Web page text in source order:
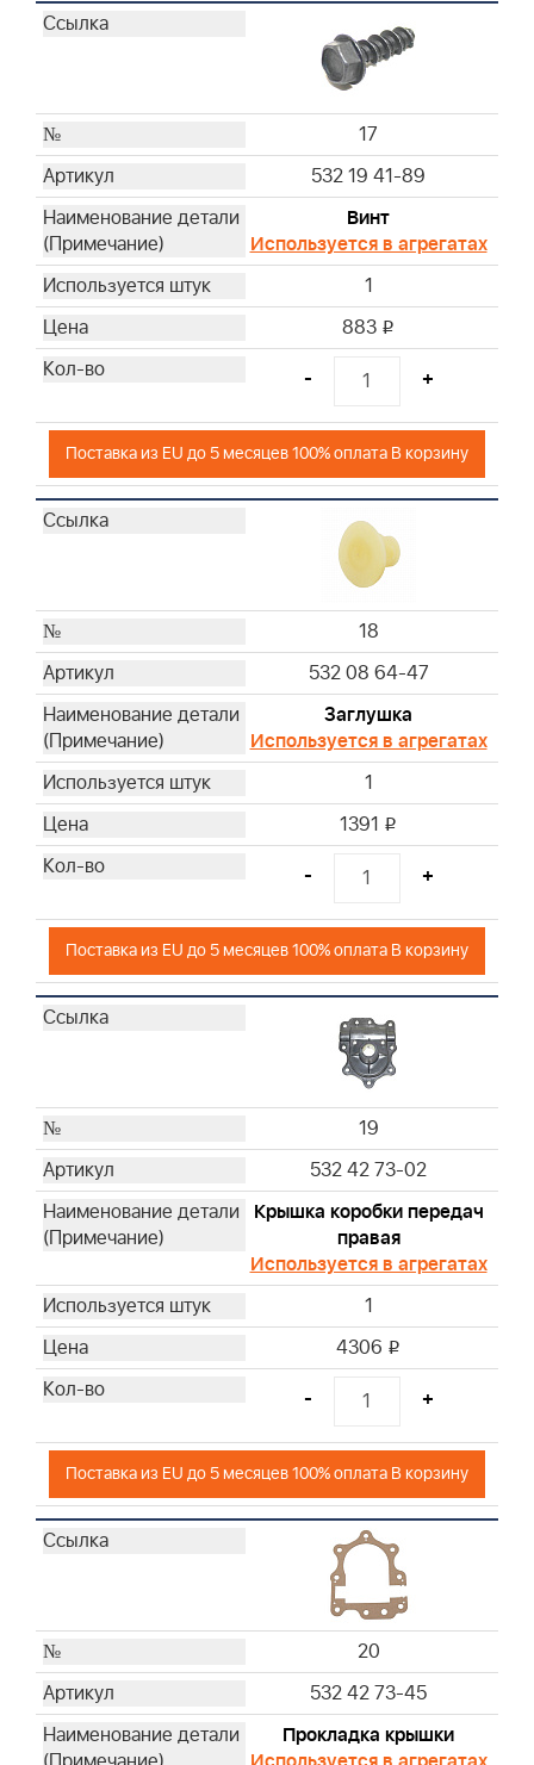
17
532 19 41-89
Винт
Используется в агрегатах
1
883 i
- +
Поставка из EU до 5 месяцев 100% оплата В корзину
18
532 08 64-47
Заглушка
Используется в агрегатах
1
1391 i
- +
Поставка из EU до 5 месяцев 100% оплата В корзину
19
532 42 73-02
Крышка коробки передач
правая
Используется в агрегатах
1
4306 i
- +
Поставка из EU до 5 месяцев 100% оплата В корзину
20
532 42 73-45
Прокладка крышки